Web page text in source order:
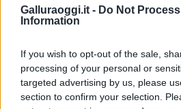
Galluraoggi.it - Do Not
Information
If you wish to opt-out of the sale,
processing of your personal or
targeted advertising by us, please
section to confirm your selection.
sezioneLogin dal menù
cliccando
TEMI:
Controlli Droga
Guardia Di Finanza Di Cagliari